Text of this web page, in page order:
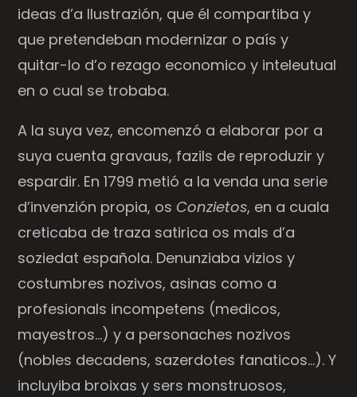
ideas d’a Ilustrazión, que él compartiba y
que pretendeban modernizar o país y
quitar-lo d’o rezago economico y inteleutual
en o cual se trobaba.
A la suya vez, encomenzó a elaborar por a
suya cuenta gravaus, fazils de reproduzir y
espardir. En 1799 metió a la venda una serie
d’invenzión propia, os Conzietos, en a cuala
creticaba de traza satirica os mals d’a
soziedat española. Denunziaba vizios y
costumbres nozivos, asinas como a
profesionals incompetens (medicos,
mayestros…) y a personaches nozivos
(nobles decadens, sazerdotes fanaticos…). Y
incluyiba broixas y sers monstruosos,